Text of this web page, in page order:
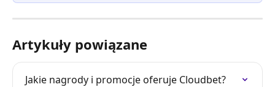
Artykuły powiązane
Jakie nagrody i promocje oferuje Cloudbet?